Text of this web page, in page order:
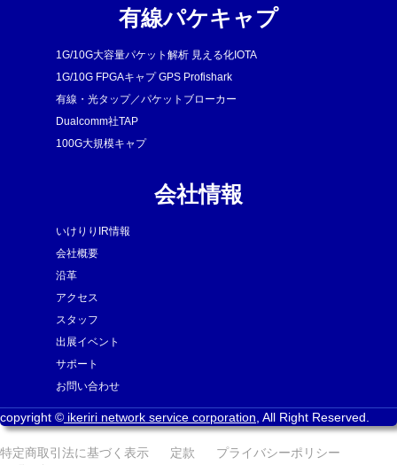
有線パケキャプ
1G/10G大容量パケット解析 見える化IOTA
1G/10G FPGAキャプ GPS Profishark
有線・光タップ／パケットブローカー
Dualcomm社TAP
100G大規模キャプ
会社情報
いけりりIR情報
会社概要
沿革
アクセス
スタッフ
出展イベント
サポート
お問い合わせ
copyright © ikeriri network service corporation , All Right Reserved.
特定商取引法に基づく表示 定款
プライバシーポリシー